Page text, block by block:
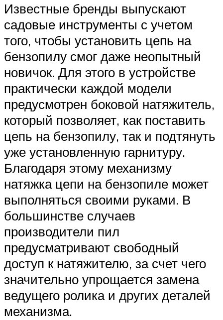
Известные бренды выпускают
садовые инструменты с учетом
того, чтобы установить цепь на
бензопилу смог даже неопытный
новичок. Для этого в устройстве
практически каждой модели
предусмотрен боковой натяжитель,
который позволяет, как поставить
цепь на бензопилу, так и подтянуть
уже установленную гарнитуру.
Благодаря этому механизму
натяжка цепи на бензопиле может
выполняться своими руками. В
большинстве случаев
производители пил
предусматривают свободный
доступ к натяжителю, за счет чего
значительно упрощается замена
ведущего ролика и других деталей
механизма.